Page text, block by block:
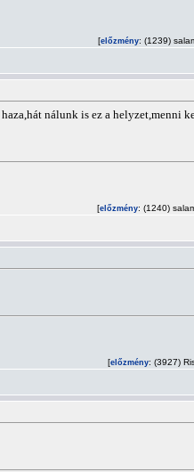
[előzmény: (1239)
nálunk is ez a helyzet,menni
[előzmény: (1240)
[előzmény: (3927)